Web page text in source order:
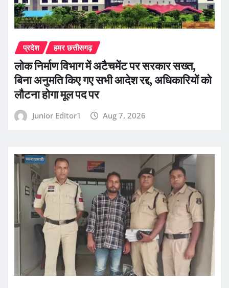
प्रदेश हमर छत्तीसगढ़
लोक निर्माण विभाग में अटैचमेंट पर सरकार सख्त,
बिना अनुमति किए गए सभी आदेश रद्द, अधिकारियों को
लौटना होगा मूल पद पर
Junior Editor1 Aug 7, 2026